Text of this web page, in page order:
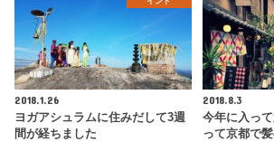
2018.1.26
ヨガアシュラムに住みだして3週
間が経ちました
2018.8.3
今年に入っ
って京都で